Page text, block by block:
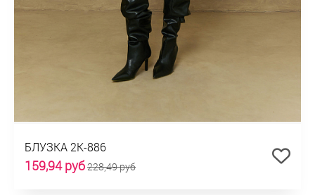
БЛУЗКА 2К-886
159,94 руб228,49 руб